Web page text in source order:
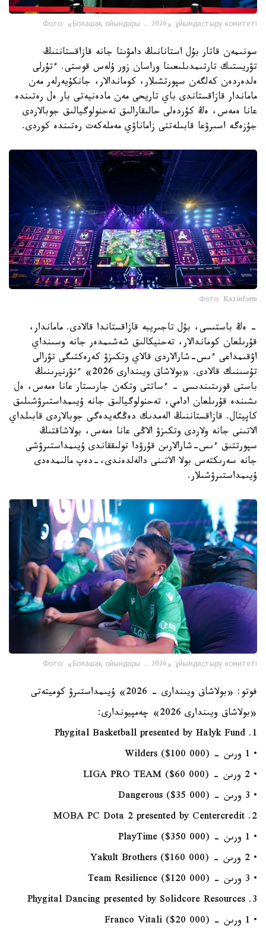
Фото: «Болашақ ойындары – 2026» ұйымдастыру комитеті
سونىمەن قاتار بۇل استانانىڭ دامۋىنا جانە قازاقستاننىڭ
تۋريستىك تارتىمدىلىعىنا وراسان زور ۇلەس قوستى. ءتۇرلى
ەلدەردەن كەلگەن سپورتشىلار، كوماندالار، جانكۇيەرلەر مەن
ماماندار قازاقستاندى باي تاريحى مەن مادەنيەتى بار ەل رەتىندە
عانا ەمەس، ەڭ كۇردەلى حالىقارالىق تەحنولوگيالىق جوبالاردى
جۇزەگە اسىرۋعا قابىلەتتى زاماناۋي مەملەكەت رەتىندە كوردى.
Фото: Kazinform
- ەڭ باستىسى، بۇل تاجىريبە قازاقستاندا قالادى. ماماندار،
قۇرىلعان كوماندالار، تەحنيكالىق شەشىمدەر جانە وسىنداي
اۋقىمداعى ءىس-شارالاردى قالاي وتكىزۋ كەرەكتىگى تۋرالى
تۇسىنىك قالادى. «بولاشاق ويىندارى 2026» ءتۋرنيرىنىڭ
باستى قورىتىندىسى - ءساتتى وتكەن جارىستار عانا ەمەس، ەل
ىشىندە قۇرىلعان ادامي، تەحنولوگيالىق جانە ۇيىمداستىرۋشىلىق
كاپيتال. قازاقستاننىڭ الەمدىك دەڭگەيدەگى جوبالاردى قابىلداي
الاتىنى جانە ولاردى وتكىزۋ الاڭى عانا ەمەس، بولاشاقتىڭ
سپورتتىق ءىس-شارالارىن قۇرۋدا تولىققاندى ۇيىمداستىرۋشى
جانە سەرىكتەس بولا الاتىنى دالەلدەندى،-دەپ مالىمدەدى
ۇيىمداستىرۋشىلار.
Фото: «Болашақ ойындары – 2026» ұйымдастыру комитеті
فوتو: «بولاشاق ويىندارى - 2026» ۇيىمداستىرۋ كوميتەتى
«بولاشاق ويىندارى 2026» چەمپيوندارى:
1. Phygital Basketball presented by Halyk Fund
• 1 ورىن - Wilders ($100 000)
• 2 ورىن - LIGA PRO TEAM ($60 000)
• 3 ورىن - Dangerous ($35 000)
2. MOBA PC Dota 2 presented by Centercredit
• 1 ورىن - PlayTime ($350 000)
• 2 ورىن - Yakult Brothers ($160 000)
• 3 ورىن - Team Resilience ($120 000)
3. Phygital Dancing presented by Solidcore Resources
• 1 ورىن - Franco Vitali ($20 000)